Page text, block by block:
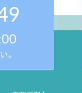
。